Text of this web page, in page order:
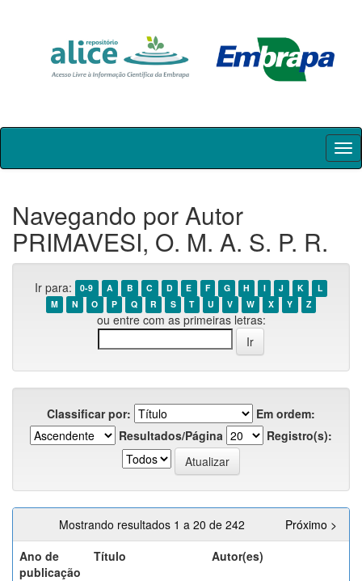
Skip
Navegando por Autor
PRIMAVESI, O. M. A. S. P. R.
Ir para: 0-9 A B C D E F G H I J K
L
M
N O P Q R S T U V W X Y Z
ou entre com as primeiras letras:
Classificar por:
Em ordem:
Resultados/Página
Registro(s):
Mostrando resultados 1 a 20 de 242
Próximo >
Ano de
publicação
Título Autor(es)